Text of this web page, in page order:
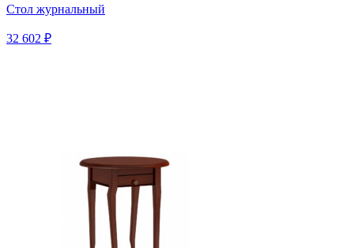
Стол журнальный
32 602 ₽